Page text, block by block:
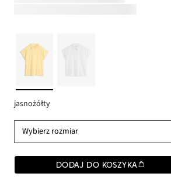
jasnożółty
Wybierz rozmiar
DODAJ DO KOSZYKA